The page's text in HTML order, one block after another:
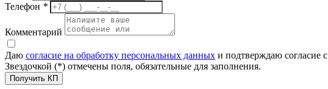
Телефон *
Комментарий
Даю согласие на обработку персональных данных и подтверждаю согласие с
Звездочкой (*) отмечены поля, обязательные для заполнения.
Получить КП